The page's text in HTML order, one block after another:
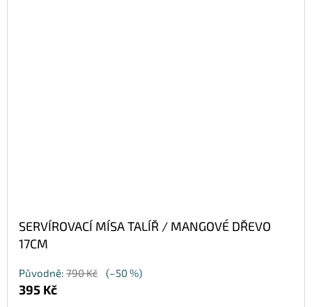
SERVÍROVACÍ MÍSA TALÍŘ / MANGOVÉ DŘEVO
17CM
Původně: 790 Kč (–50 %)
395 Kč